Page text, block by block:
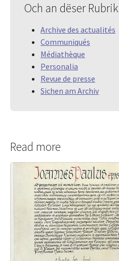
Och an dëser Rubrik
Archive des actualités
Communiqués
Médiathèque
Personalia
Revue de presse
Sichen am Archiv
Read more